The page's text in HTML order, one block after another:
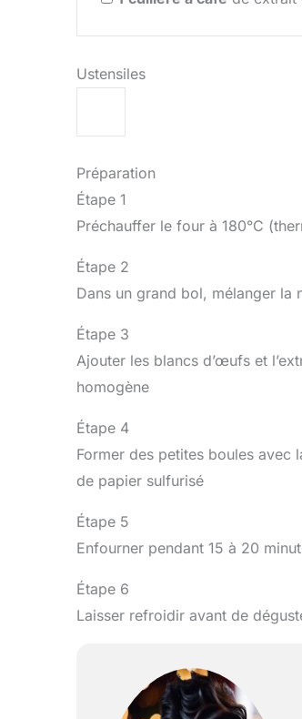
Ustensiles
Préparation
Étape 1
Préchauffer le four à 180°C
Étape 2
Dans un grand bol, mélanger
Étape 3
Ajouter les blancs d’œufs et
homogène
Étape 4
Former des petites boules avec
de papier sulfurisé
Étape 5
Enfourner pendant 15 à 20
Étape 6
Laisser refroidir avant de